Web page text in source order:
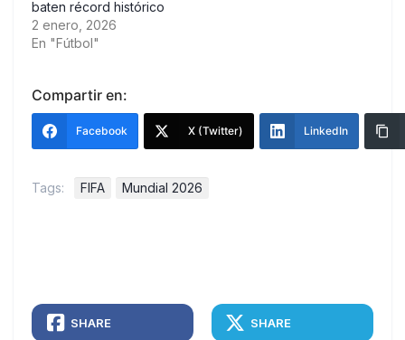
baten récord histórico
2 enero, 2026
En "Fútbol"
Compartir en:
Facebook X (Twitter) LinkedIn
Tags: FIFA Mundial 2026
SHARE SHARE